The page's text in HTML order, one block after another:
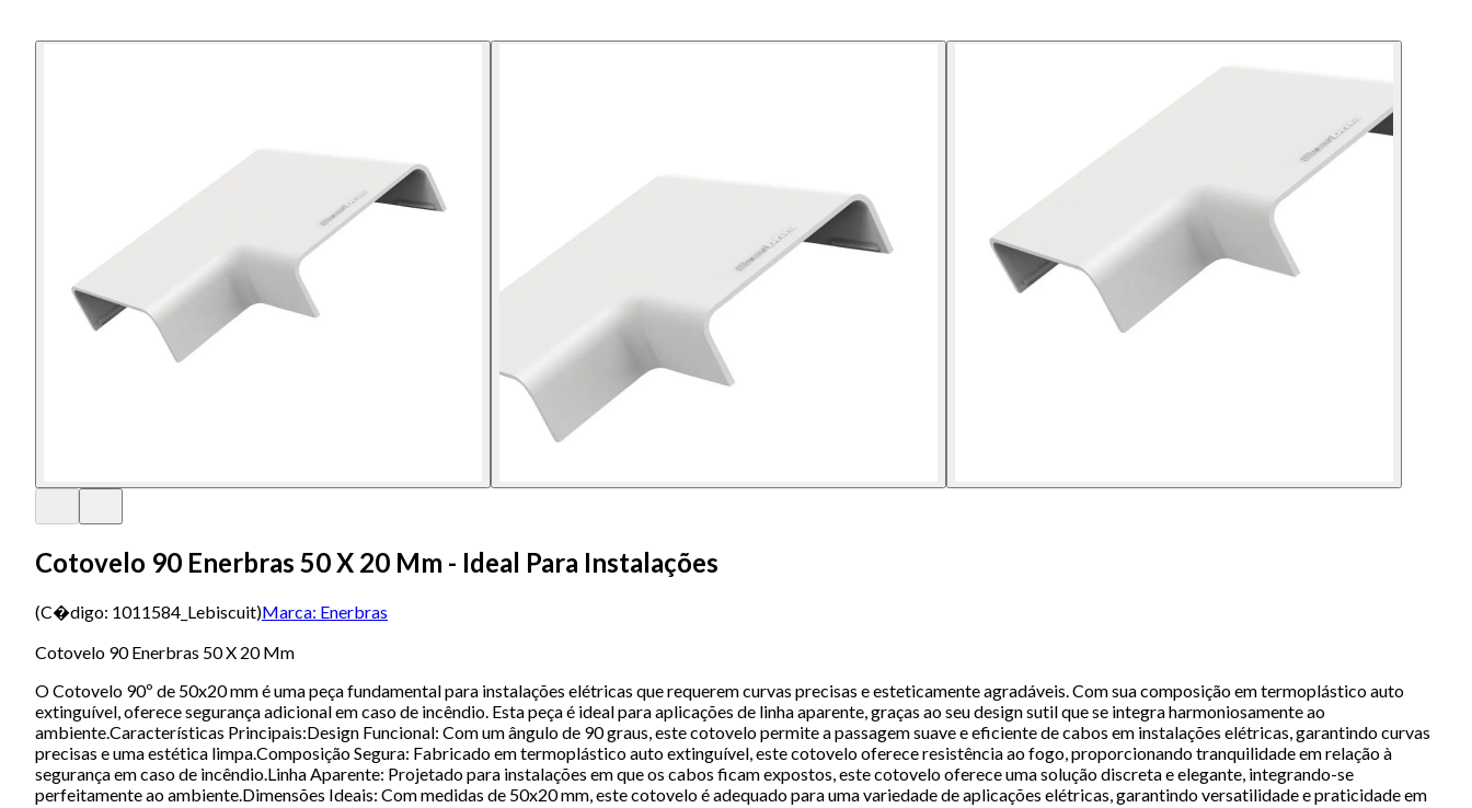
Cotovelo 90 Enerbras 50 X 20 Mm - Ideal Para Instalações
(C�digo: 1011584_Lebiscuit)Marca: Enerbras
Cotovelo 90 Enerbras 50 X 20 Mm
O Cotovelo 90º de 50x20 mm é uma peça fundamental para instalações elétricas que requerem curvas precisas e esteticamente agradáveis. Com sua composição em termoplástico auto
extinguível, oferece segurança adicional em caso de incêndio. Esta peça é ideal para aplicações de linha aparente, graças ao seu design sutil que se integra harmoniosamente ao
ambiente.Características Principais:Design Funcional: Com um ângulo de 90 graus, este cotovelo permite a passagem suave e eficiente de cabos em instalações elétricas, garantindo curvas
precisas e uma estética limpa.Composição Segura: Fabricado em termoplástico auto extinguível, este cotovelo oferece resistência ao fogo, proporcionando tranquilidade em relação à
segurança em caso de incêndio.Linha Aparente: Projetado para instalações em que os cabos ficam expostos, este cotovelo oferece uma solução discreta e elegante, integrando-se
perfeitamente ao ambiente.Dimensões Ideais: Com medidas de 50x20 mm, este cotovelo é adequado para uma variedade de aplicações elétricas, garantindo versatilidade e praticidade em